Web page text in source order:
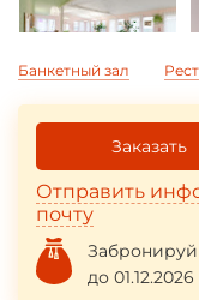
Банкетный зал
Заказать
Отправить
почту
до